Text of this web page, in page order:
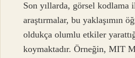
Son yıllarda, görsel kodlama
araştırmalar, bu yaklaşımın
oldukça olumlu etkiler
koymaktadır. Örneğin, MIT